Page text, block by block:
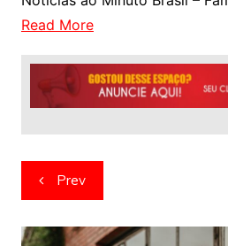
Read More
Navegação
de
artigos
Prev